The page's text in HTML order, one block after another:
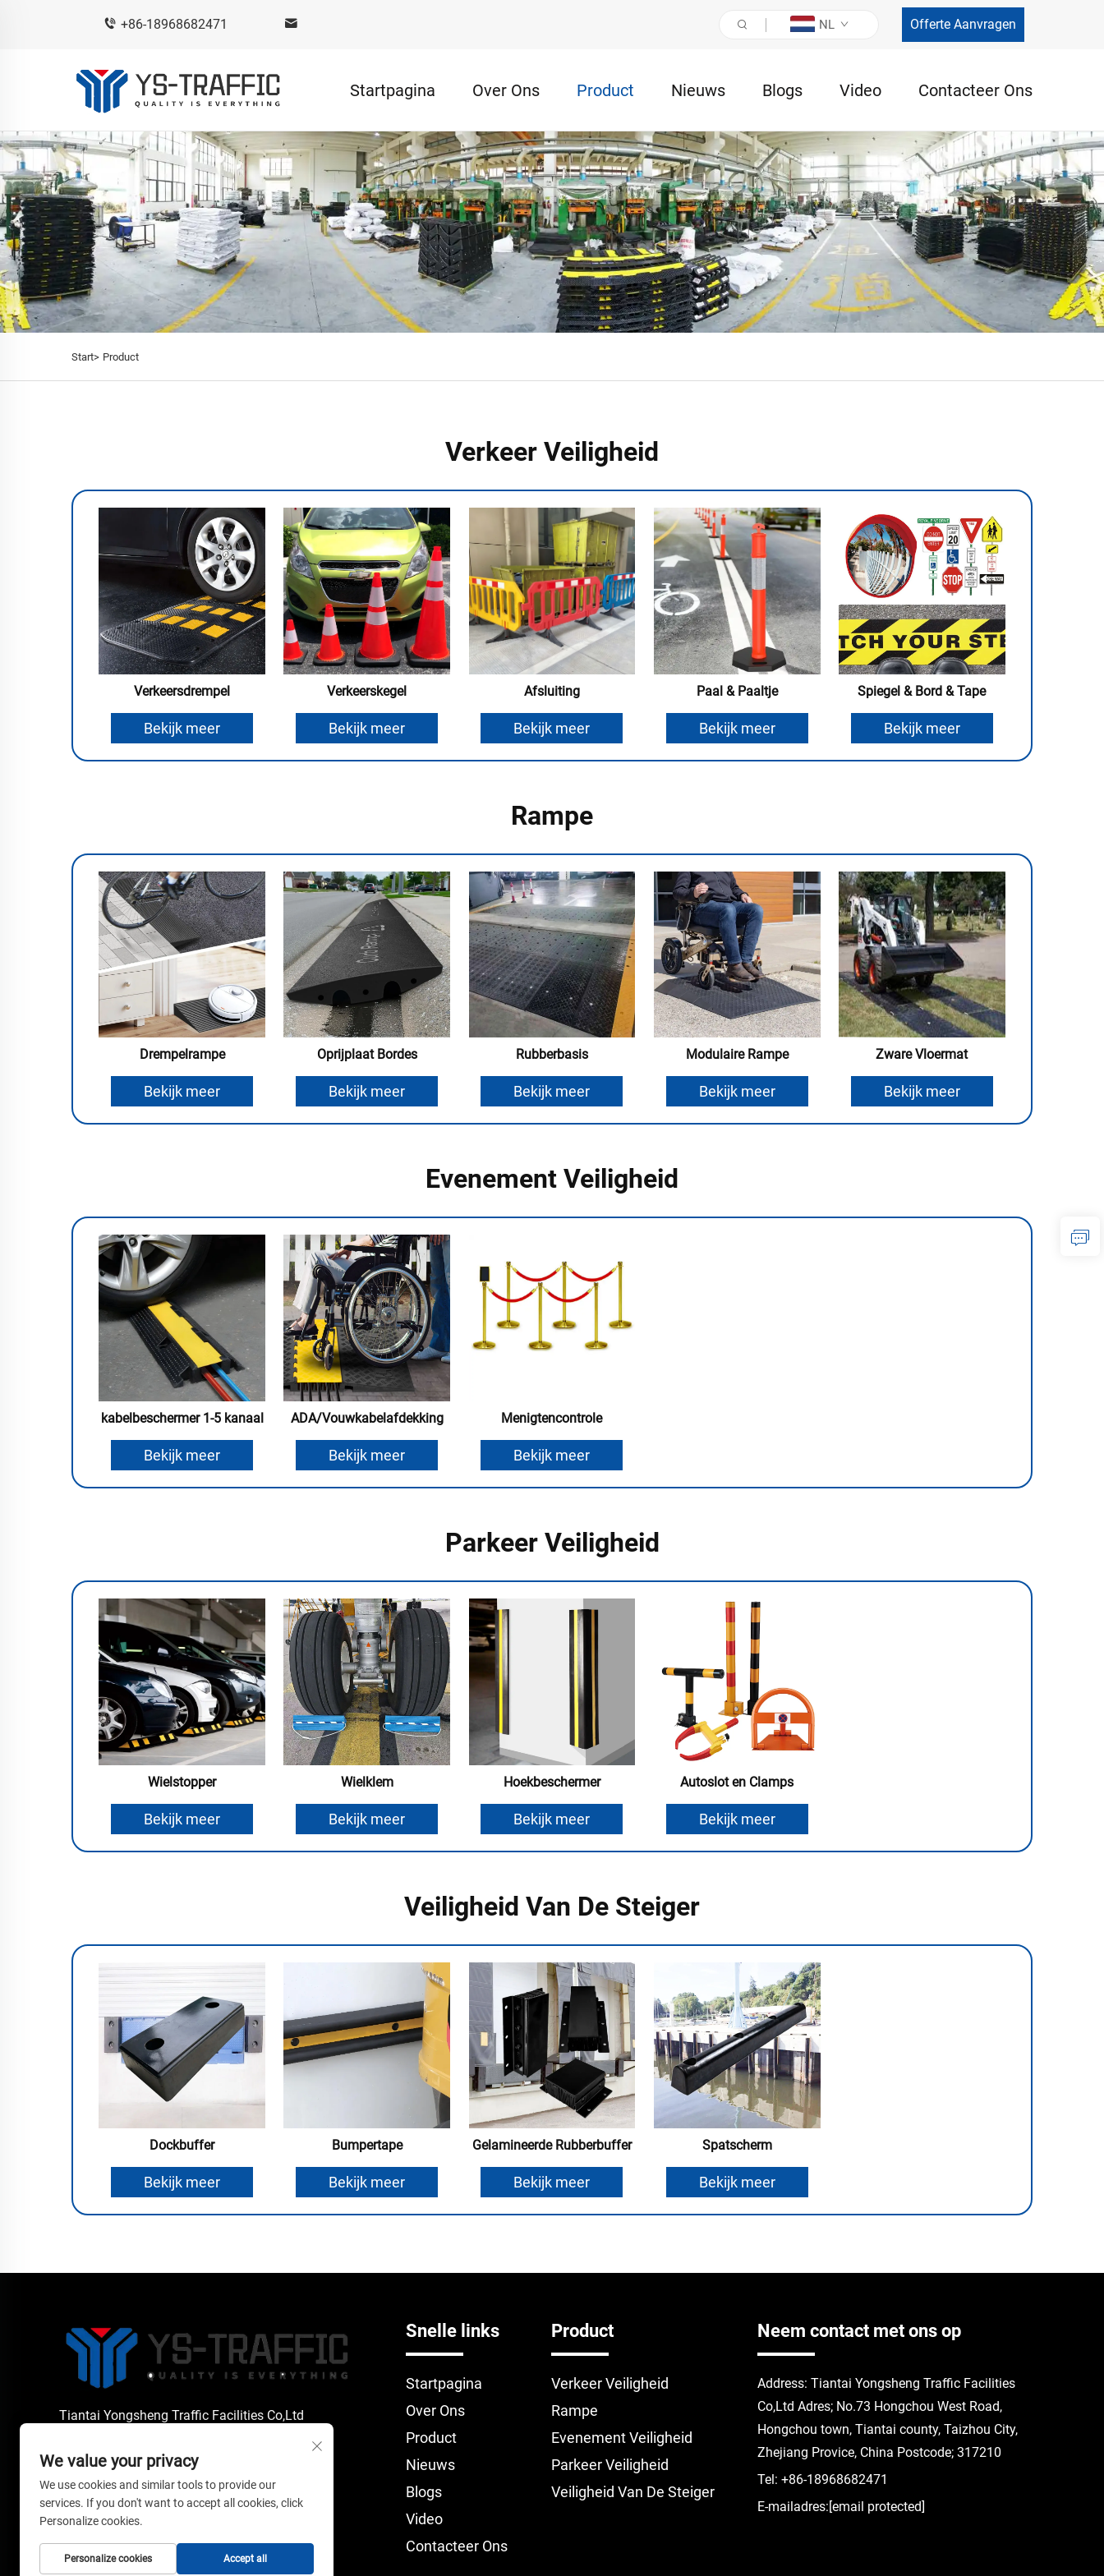
+86-18968682471 NL Offerte Aanvragen
Startpagina Over Ons Product Nieuws Blogs Video Contacteer Ons
Start> Product
Verkeer Veiligheid
Verkeersdrempel
Bekijk meer
Verkeerskegel
Bekijk meer
Afsluiting
Bekijk meer
Paal & Paaltje
Bekijk meer
Spiegel & Bord & Tape
Bekijk meer
Rampe
Drempelrampe
Bekijk meer
Oprijplaat Bordes
Bekijk meer
Rubberbasis
Bekijk meer
Modulaire Rampe
Bekijk meer
Zware Vloermat
Bekijk meer
Evenement Veiligheid
kabelbeschermer 1-5 kanaal
Bekijk meer
ADA/Vouwkabelafdekking
Bekijk meer
Menigtencontrole
Bekijk meer
Parkeer Veiligheid
Wielstopper
Bekijk meer
Wielklem
Bekijk meer
Hoekbeschermer
Bekijk meer
Autoslot en Clamps
Bekijk meer
Veiligheid Van De Steiger
Dockbuffer
Bekijk meer
Bumpertape
Bekijk meer
Gelamineerde Rubberbuffer
Bekijk meer
Spatscherm
Bekijk meer
Tiantai Yongsheng Traffic Facilities Co,Ltd
Copyright © 2026 Tiantai Yongsheng Traffic
Facilities Co,Ltd. Alle rechten voorbehouden. --
Privacybeleid
Snelle links
Startpagina
Over Ons
Product
Nieuws
Blogs
Video
Contacteer Ons
Product
Verkeer Veiligheid
Rampe
Evenement Veiligheid
Parkeer Veiligheid
Veiligheid Van De Steiger
Neem contact met ons op
Address: Tiantai Yongsheng Traffic Facilities
Co,Ltd Adres; No.73 Hongchou West Road,
Hongchou town, Tiantai county, Taizhou City,
Zhejiang Provice, China Postcode; 317210
Tel: +86-18968682471
E-mailadres: [email protected]
We value your privacy
We use cookies and similar tools to provide our
services. If you don't want to accept all cookies, click
Personalize cookies.
Personalize cookies Accept all